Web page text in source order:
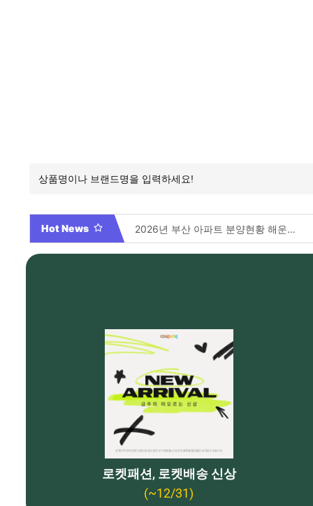
Hot News Video By 대학전쟁 시즌 3 전편 공개 완료!
로켓패션, 로켓배송 신상
(~12/31)